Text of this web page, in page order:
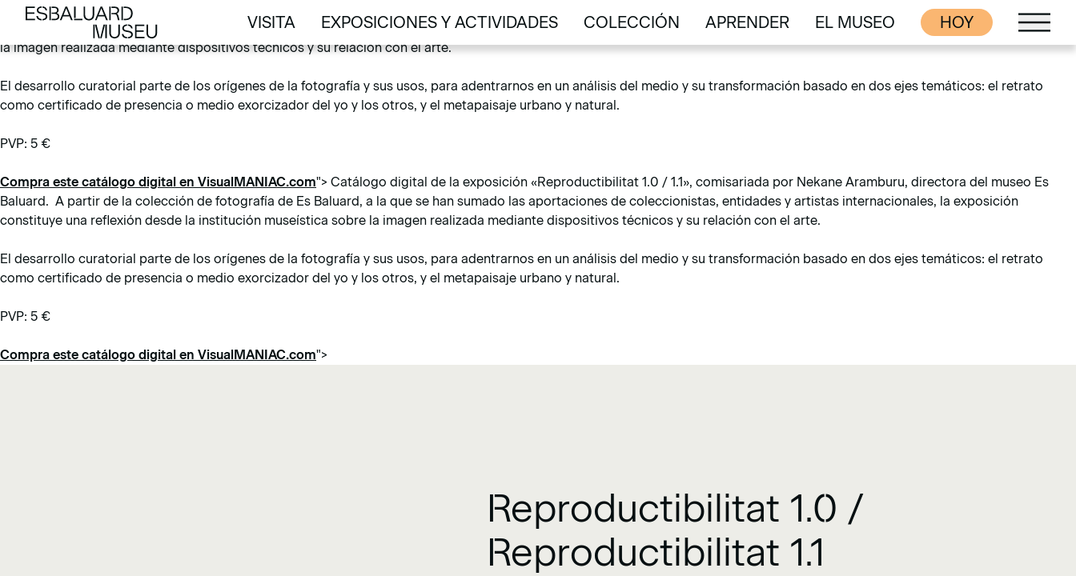
Catálogo digital de la exposición «Reproductibilitat 1.0 / 1.1», comisariada por Nekane Aramburu, directora del museo Es Baluard. A partir de la colección de fotografía de Es
Baluard, a la que se han sumado las aportaciones de coleccionistas, entidades y artistas internacionales, la exposición constituye una reflexión desde la institución museística sobre
la imagen realizada mediante dispositivos técnicos y su relación con el arte.
El desarrollo curatorial parte de los orígenes de la fotografía y sus usos, para adentrarnos en un análisis del medio y su transformación basado en dos ejes temáticos: el retrato
como certificado de presencia o medio exorcizador del yo y los otros, y el metapaisaje urbano y natural.
PVP: 5 €
Compra este catálogo digital en VisualMANIAC.com"> Catálogo digital de la exposición «Reproductibilitat 1.0 / 1.1», comisariada por Nekane Aramburu, directora del museo Es
Baluard. A partir de la colección de fotografía de Es Baluard, a la que se han sumado las aportaciones de coleccionistas, entidades y artistas internacionales, la exposición
constituye una reflexión desde la institución museística sobre la imagen realizada mediante dispositivos técnicos y su relación con el arte.
El desarrollo curatorial parte de los orígenes de la fotografía y sus usos, para adentrarnos en un análisis del medio y su transformación basado en dos ejes temáticos: el retrato
como certificado de presencia o medio exorcizador del yo y los otros, y el metapaisaje urbano y natural.
PVP: 5 €
Compra este catálogo digital en VisualMANIAC.com">
VISITA
VISITA
EXPOSICIONES Y ACTIVIDADES
EXPOSICIONES Y ACTIVIDADES
COLECCIÓN
COLECCIÓN
APRENDER
APRENDER
EL MUSEO
EL MUSEO
HOY
Reproductibilitat 1.0 /
Reproductibilitat 1.1